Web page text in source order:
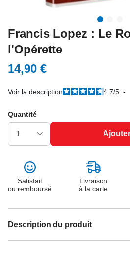
Francis Lopez : Le
l'Opérette
14,90 €
Voir la description 4.7/5 -
Quantité
Satisfait
ou remboursé
Livraison
à la carte
Description du produit